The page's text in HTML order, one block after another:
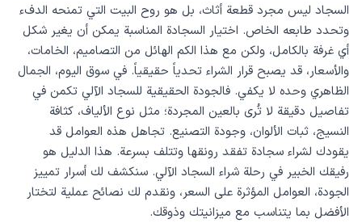
السجاد ليس مجرد قطعة أثاث، بل هو روح البيت التي تمنحه الدفء
وتحدد طابعه الخاص. اختيار السجادة المناسبة يمكن أن يغير شكل
أي غرفة بالكامل، ولكن مع هذا الكم الهائل من التصاميم، الخامات،
والأسعار، قد يصبح قرار الشراء تحدياً حقيقياً. في سوق اليوم، الجمال
الظاهري وحده لا يكفي. فالجودة الحقيقية للسجاد الآلي تكمن في
تفاصيل دقيقة لا تُرى بالعين المجردة؛ مثل نوع الألياف، كثافة
النسيج، ثبات الألوان، وجودة التصنيع. تجاهل هذه العوامل قد
يقودك لشراء سجادة تفقد رونقها وتتلف بسرعة. هذا الدليل هو
رفيقك الخبير في رحلة شراء السجاد الآلي. سنكشف لك أسرار تمييز
الجودة، العوامل المؤثرة على السعر، ونقدم لك نصائح عملية لتختار
الأفضل بما يتناسب مع ميزانيتك وذوقك.